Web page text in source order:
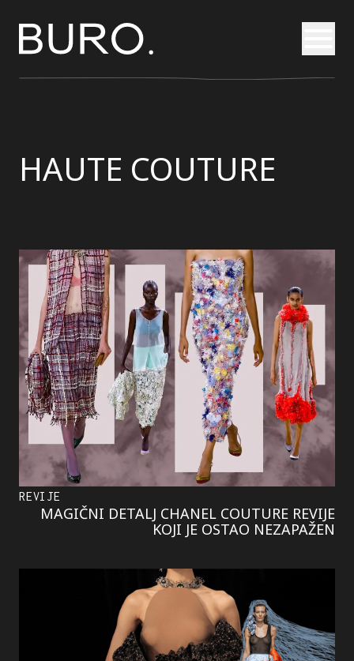
HAUTE COUTURE
REVIJE
MAGIČNI DETALJ CHANEL COUTURE REVIJE
KOJI JE OSTAO NEZAPAŽEN